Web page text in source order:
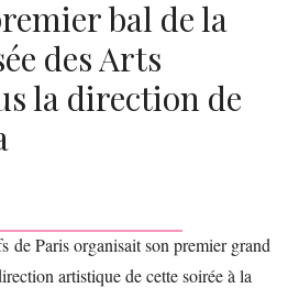
bal de la
des Arts
la direction de
de Paris organisait son premier grand
artistique de cette soirée à la